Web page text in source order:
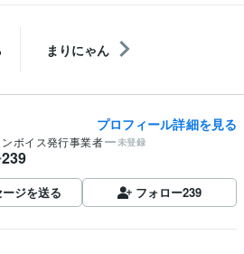
まりにゃん
プロフィール詳細を見る
ンボイス発行事業者 未登録
239
ジを送る フォロー239